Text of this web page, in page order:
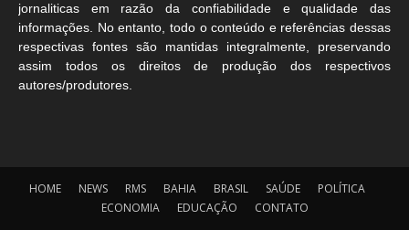
jornaliticas em razão da confiabilidade e qualidade das
informações. No entanto, todo o conteúdo e referências dessas
respectivas fontes são mantidas integralmente, preservando
assim todos os direitos de produção dos respectivos
autores/produtores.
HOME NEWS RMS BAHIA BRASIL SAÚDE
POLÍTICA
ECONOMIA
EDUCAÇÃO CONTATO